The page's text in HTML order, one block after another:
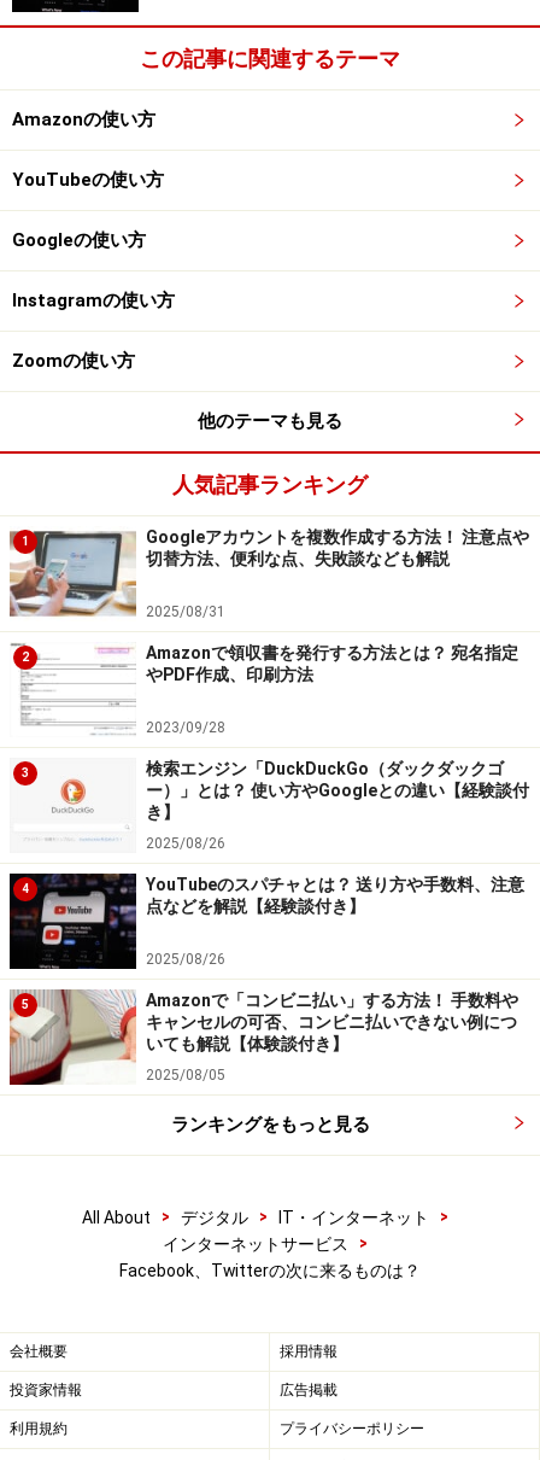
人が積極的に投稿をし、ユーザーのフォローをし、コミ
いといけません。しかし、そこまでやる気のあるユーザ
ーはほとんどいないのです。
10万人単位のコミュニティがスマホアプリ
で生まれる
体のコミュニティがたくさん生まれ盛り上がっていま
す。例えば、最近テレビCMを放映するなど積極的なプロ
モーションをしかけているファッションコーディネイト
アプリの「WEAR」。CMではユーザー数100万人とうた
っています。FacebookやTwitterのユーザー数から見れ
ば少ないですが、ファッションに興味があり、購買意欲
も高い人達が集まり、情報を交換したり実際に購入した
りしています。
スマートフォンの普及によって、その持ち主が自分の興
味・関心の高いテーマをアプリを使って楽しむという、
これまでとは異なる情報の共有体験が生まれています。
ファッション、料理、音楽、スポーツなど特化したテー
マのコミュニティがいくつも生まれ、ユーザーは自分の
好きなコミュニティを選んでそこで時間を費やすように
なっています。これらのテーマに特化したアプリは、
FacebookやTwitterのような万人受けするプラットフォ
ームにはならず、またコミュニティの寿命も短い形で入
れ替わっていくでしょう。
手軽に自分の関心を追える場所はスマホアプリの小さな
コミュニティになり、FacebookやTwitterはそれ以外の
情報を交換する場所になっています。
い。
法が異なる可能性があります。
この記事に関連するテーマ
Amazonの使い方
YouTubeの使い方
Googleの使い方
Instagramの使い方
Zoomの使い方
他のテーマも見る
人気記事ランキング
1
Googleアカウントを複数作成する方法！ 注意点や
切替方法、便利な点、失敗談なども解説
2025/08/31
2
Amazonで領収書を発行する方法とは？ 宛名指定
やPDF作成、印刷方法
2023/09/28
3
検索エンジン「DuckDuckGo（ダックダックゴ
ー）」とは？ 使い方やGoogleとの違い【経験談付
き】
2025/08/26
4
YouTubeのスパチャとは？ 送り方や手数料、注意
点などを解説【経験談付き】
2025/08/26
5
Amazonで「コンビニ払い」する方法！ 手数料や
キャンセルの可否、コンビニ払いできない例につ
いても解説【体験談付き】
2025/08/05
ランキングをもっと見る
All About > デジタル > IT・インターネット
>
インターネットサービス
>
Facebook、Twitterの次に来るものは？
会社概要 採用情報
投資家情報 広告掲載
利用規約 プライバシーポリシー